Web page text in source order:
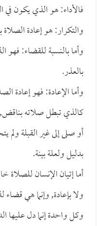
فالأداء: هو الذي يكون
والتكرار: هو إعادة
وأما بالنسبة للقضاء:
بالعذر.
وأما الإعادة: فهو إعادة
كالذي تبطل صلاته
أو صلى إلى غير القبلة ولم
بدليل ولعلة بينة.
أما إتيان الإنسان للصلاة
ولا بإعادة, وإنما هي
وكل واحدة إنما دل عليها